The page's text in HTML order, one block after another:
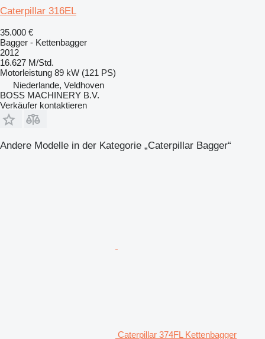
Caterpillar 316EL
35.000 €
Bagger - Kettenbagger
2012
16.627 M/Std.
Motorleistung 89 kW (121 PS)
Niederlande, Veldhoven
BOSS MACHINERY B.V.
Verkäufer kontaktieren
Andere Modelle in der Kategorie „Caterpillar Bagger“
Caterpillar 374FL Kettenbagger